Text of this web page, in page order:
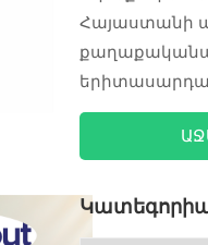
Հայաստանի